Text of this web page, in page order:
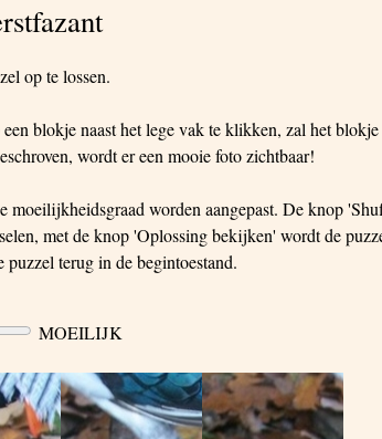
op te lossen.
blokje naast het lege vak te klikken, zal het
wordt er een mooie foto zichtbaar!
moeilijkheidsgraad worden aangepast. De knop
met de knop 'Oplossing bekijken' wordt de
terug in de begintoestand.
MOEILIJK